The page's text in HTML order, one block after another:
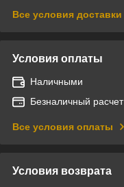
Все условия доставки
Условия оплаты
Наличными
Безналичный расчет
Все условия оплаты
Условия возврата